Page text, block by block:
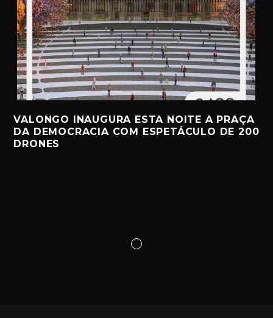
VALONGO INAUGURA ESTA NOITE A PRAÇA
DA DEMOCRACIA COM ESPETÁCULO DE 200
DRONES